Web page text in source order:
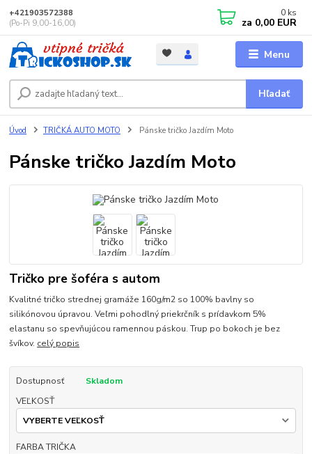
Menu
Hľadať
+421903572388
(Po-Pi 9,00-16,00)
0 ks
za 0,00 EUR
Úvod TRIČKÁ AUTO MOTO Pánske tričko Jazdím Moto
Pánske tričko Jazdím Moto
Tričko pre šoféra s autom
Kvalitné tričko strednej gramáže 160g/m2 so 100% bavlny so
silikónovou úpravou. Veľmi pohodlný priekrčník s prídavkom 5%
elastanu so spevňujúcou ramennou páskou. Trup po bokoch je bez
švíkov. celý popis
Dostupnosť
Skladom
VEĽKOSŤ
FARBA TRIČKA